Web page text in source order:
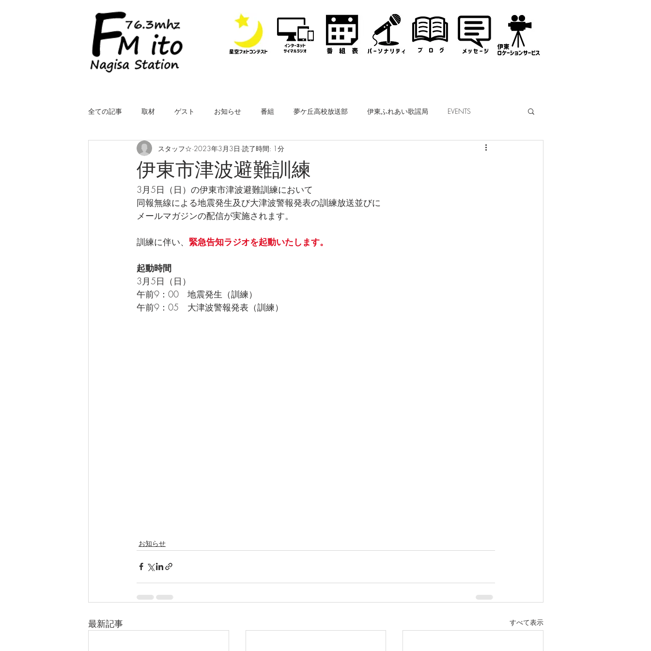
全ての記事 取材 ゲスト お知らせ 番組 夢ケ丘高校放送部 伊東ふれあい歌謡局 EVENTS
LIVE（中継） 星空スケッチ なぎさ・フリースタイルレディオ
ROYALcomfort Life is one time コーナー なぎさペットクリニック
伊東市津波避難訓練
スタッフ☆ 2023年3月3日 読了時間: 1分
3月5日（日）の伊東市津波避難訓練において
同報無線による地震発生及び大津波警報発表の訓練放送並びに
メールマガジンの配信が実施されます。
訓練に伴い、 緊急告知ラジオを起動いたします。
起動時間
3月5日（日）
午前9：00　地震発生（訓練）
午前9：05　大津波警報発表（訓練）
お知らせ
最新記事 すべて表示